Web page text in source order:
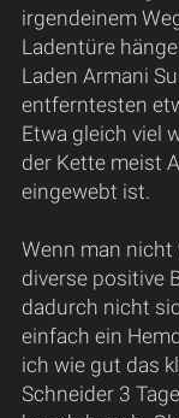
irgendeinem
Ladentüre
Laden Armani
entferntesten
Etwa gleich viel
der Kette meist
eingewebt ist.
Wenn man nicht
diverse positive
dadurch nicht
einfach ein
ich wie gut das
Schneider 3